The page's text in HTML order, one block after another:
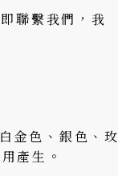
聯繫我們，我
金色、銀色、玫
產生。